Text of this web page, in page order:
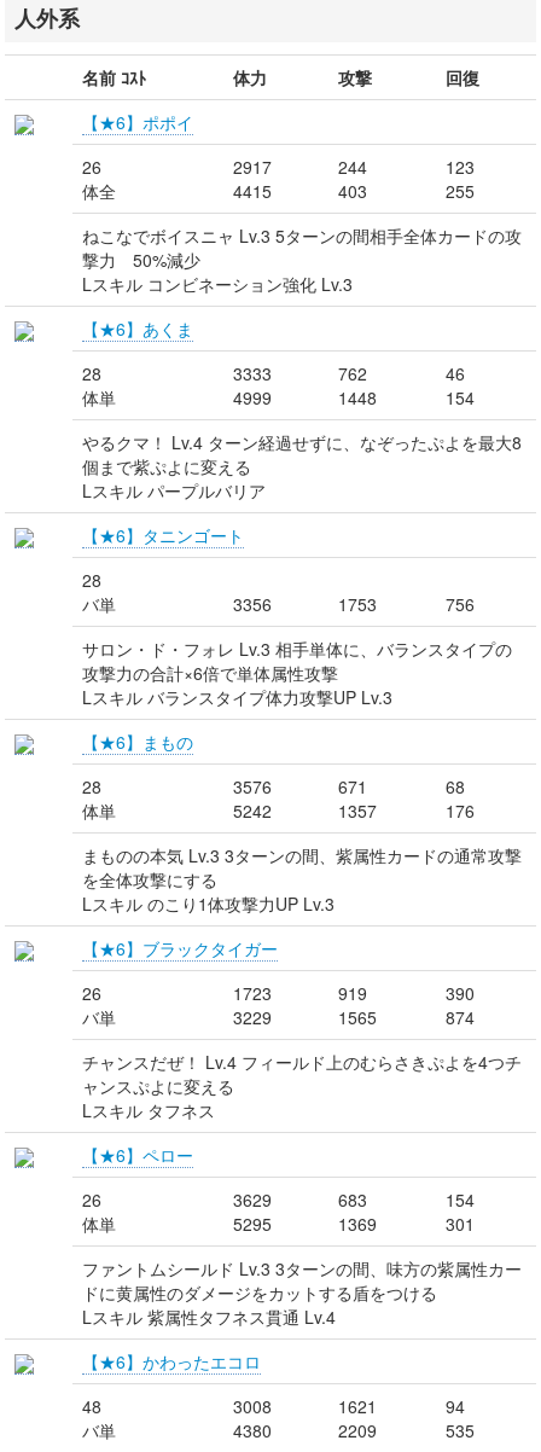
人外系
名前 ｺｽﾄ 体力 攻撃
回復
【★6】ポポイ
26
体全
2917
4415
244
403
123
255
ねこなでボイスニャ Lv.3 5ターンの間相手全体カードの攻
撃力 50%減少
Lスキル コンビネーション強化 Lv.3
【★6】あくま
28
体単
3333
4999
762
1448
46
154
やるクマ！ Lv.4 ターン経過せずに、なぞったぷよを最大8
個まで紫ぷよに変える
Lスキル パープルバリア
【★6】タニンゴート
28
バ単
3356 1753
756
サロン・ド・フォレ Lv.3 相手単体に、バランスタイプの
攻撃力の合計×6倍で単体属性攻撃
Lスキル バランスタイプ体力攻撃UP Lv.3
【★6】まもの
28
体単
3576
5242
671
1357
68
176
まものの本気 Lv.3 3ターンの間、紫属性カードの通常攻撃
を全体攻撃にする
Lスキル のこり1体攻撃力UP Lv.3
【★6】ブラックタイガー
26
バ単
1723
3229
919
1565
390
874
チャンスだぜ！ Lv.4 フィールド上のむらさきぷよを4つチ
ャンスぷよに変える
Lスキル タフネス
【★6】ペロー
26
体単
3629
5295
683
1369
154
301
ファントムシールド Lv.3 3ターンの間、味方の紫属性カー
ドに黄属性のダメージをカットする盾をつける
Lスキル 紫属性タフネス貫通 Lv.4
【★6】かわったエコロ
48
バ単
3008
4380
1621
2209
94
535